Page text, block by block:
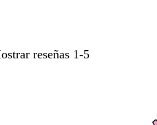
reseñas 1-5